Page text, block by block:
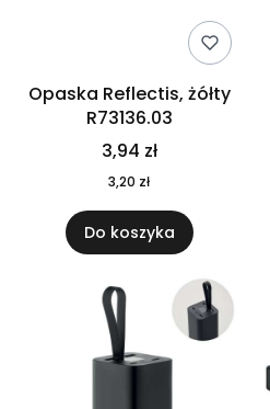
Opaska Reflectis, żółty
R73136.03
3,94 zł
3,20 zł
Do koszyka